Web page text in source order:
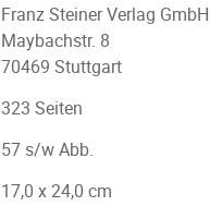
Franz Steiner Verlag GmbH
Maybachstr. 8
70469 Stuttgart
323 Seiten
57 s/w Abb.
17,0 x 24,0 cm